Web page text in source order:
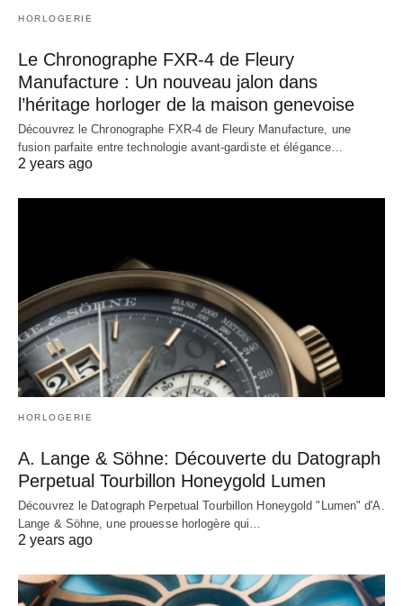
HORLOGERIE
Le Chronographe FXR-4 de Fleury
Manufacture : Un nouveau jalon dans
l’héritage horloger de la maison genevoise
Découvrez le Chronographe FXR-4 de Fleury Manufacture, une
fusion parfaite entre technologie avant-gardiste et élégance…
2 years ago
HORLOGERIE
A. Lange & Söhne: Découverte du Datograph
Perpetual Tourbillon Honeygold Lumen
Découvrez le Datograph Perpetual Tourbillon Honeygold "Lumen" d'A.
Lange & Söhne, une prouesse horlogère qui…
2 years ago